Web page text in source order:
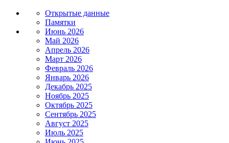
Открытые данные
Памятки
Июнь 2026
Май 2026
Апрель 2026
Март 2026
Февраль 2026
Январь 2026
Декабрь 2025
Ноябрь 2025
Октябрь 2025
Сентябрь 2025
Август 2025
Июль 2025